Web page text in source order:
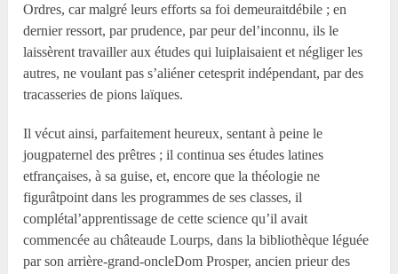
Ordres, car malgré leurs efforts sa foi demeuraitdébile ; en
dernier ressort, par prudence, par peur del’inconnu, ils le
laissèrent travailler aux études qui luiplaisaient et négliger les
autres, ne voulant pas s’aliéner cetesprit indépendant, par des
tracasseries de pions laïques.
Il vécut ainsi, parfaitement heureux, sentant à peine le
jougpaternel des prêtres ; il continua ses études latines
etfrançaises, à sa guise, et, encore que la théologie ne
figurâtpoint dans les programmes de ses classes, il
complétal’apprentissage de cette science qu’il avait
commencée au châteaude Lourps, dans la bibliothèque léguée
par son arrière-grand-oncleDom Prosper, ancien prieur des